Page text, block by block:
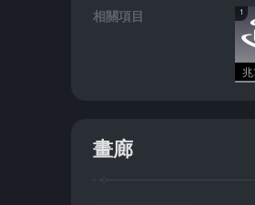
相關項目 1
畫廊